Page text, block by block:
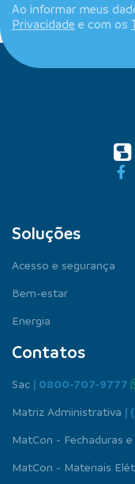
Ao informar meus
Privacidade e com os
Soluções
Acesso e segurança
Bem-estar
Energia
Contatos
Sac | 0800-707-9777
Matriz Administrativa |
MatCon - Fechaduras e
MatCon - Materiais